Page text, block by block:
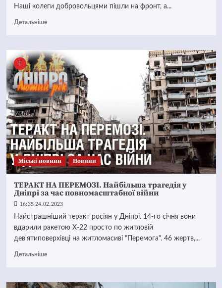
Наші колеги добровольцями пішли на фронт, а...
Детальніше
Mіські новини Новини
ТЕРАКТ НА ПЕРЕМОЗІ. Найбільша трагедія у
Дніпрі за час повномасштабної війни
16:35 24.02.2023
Найстрашніший теракт росіян у Дніпрі. 14-го січня вони
вдарили ракетою Х-22 просто по житловій
дев'ятиповерхівці на житломасиві "Перемога". 46 жертв,...
Детальніше